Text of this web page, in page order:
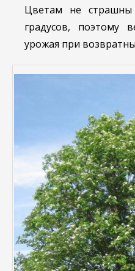
Цветам не
градусов, поэтому
урожая при